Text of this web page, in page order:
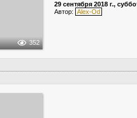
352
29 сентября 2018 г.,
Автор: Alex-Od